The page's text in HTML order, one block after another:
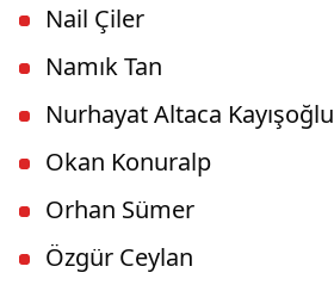
Nail Çiler
Namık Tan
Nurhayat Altaca Kayışoğlu
Okan Konuralp
Orhan Sümer
Özgür Ceylan